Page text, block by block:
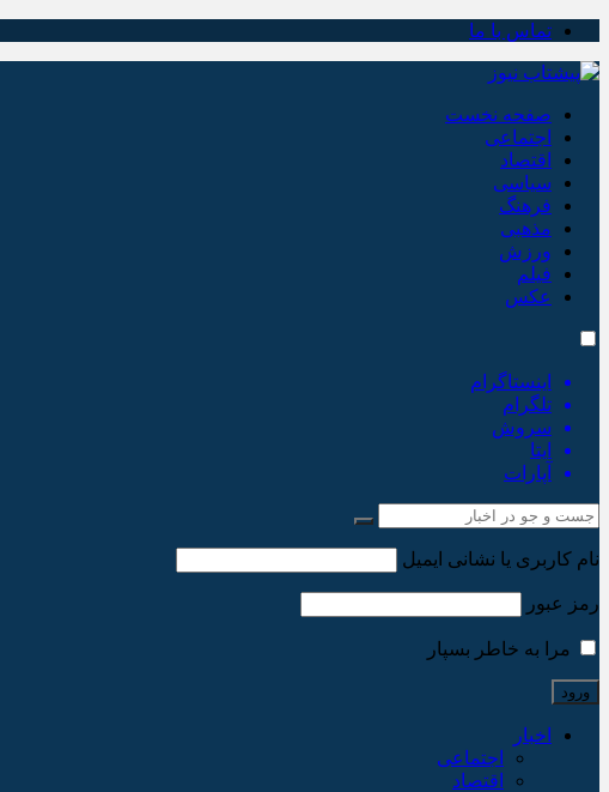
تماس با ما
صفحه نخست
اجتماعی
اقتصاد
سیاسی
فرهنگ
مذهبی
ورزش
فیلم
عکس
اینستاگرام
تلگرام
سروش
ایتا
آپارات
نام کاربری یا نشانی ایمیل
رمز عبور
مرا به خاطر بسپار
اخبار
اجتماعی
اقتصاد